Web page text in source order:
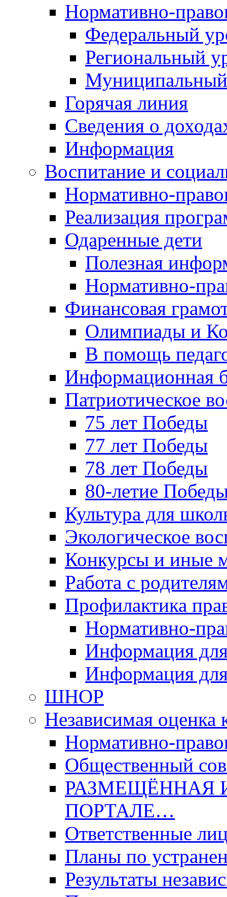
Нормативно-
Федеральный
Региональный
Горячая линия
Сведения о
Информация
Воспитание и
Нормативно-
Реализация
Одаренные дети
Полезная
Нормативно-
Финансовая
Олимпиады и
В помощь
Информационная
Патриотическое
75 лет Победы
77 лет Победы
78 лет Победы
80-летие
Культура для
Экологическое
Конкурсы и иные
Работа с
Профилактика
Нормативно-
Информация для
Информация
ШНОР
Независимая оценка
Нормативно-
Общественный
РАЗМЕЩЁННАЯ
ПОРТАЛЕ…
Ответственные
Планы по
Результаты